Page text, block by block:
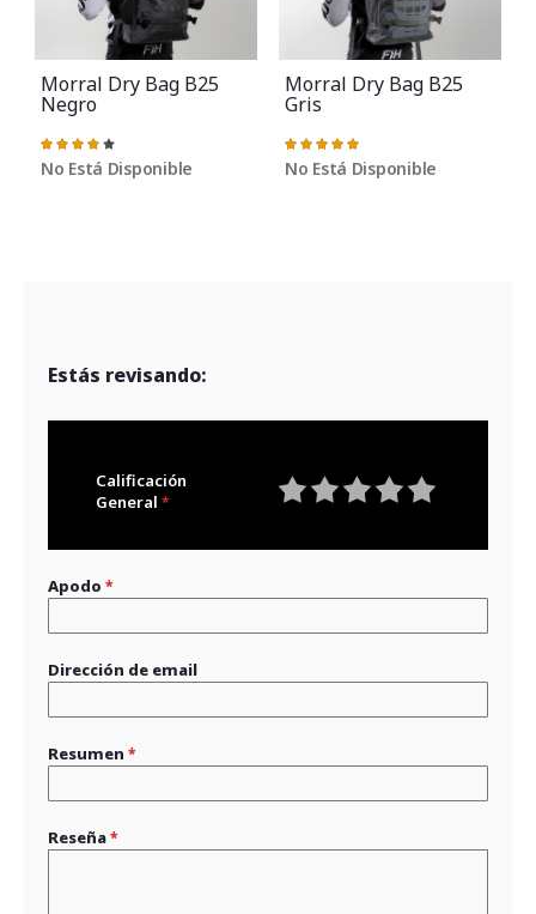
Morral Dry Bag B25
Negro
Valoración:
78%
No Está Disponible
Morral Dry Bag B25
Gris
Valoración:
100%
No Está Disponible
Estás revisando:
Calificación
General
Apodo
Dirección de email
Resumen
Reseña